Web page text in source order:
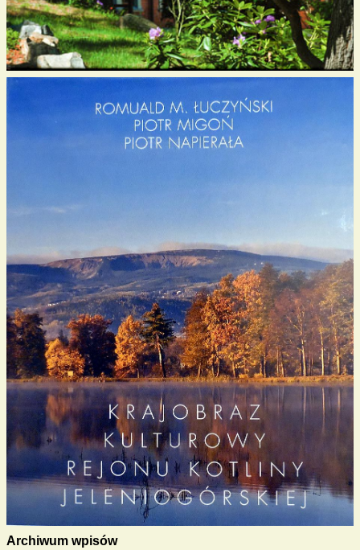
Archiwum wpisów